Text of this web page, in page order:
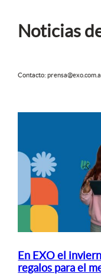
Noticias
Contacto:
En EXO el
regalos para el